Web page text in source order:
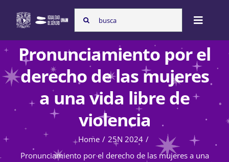
content
Search
for:
Toggle
Inicio
Nosotras
Programas
Pronunciamiento por el
derecho de las mujeres
a una vida libre de
violencia
Home
25N 2024
Pronunciamiento por el derecho de las mujeres a una